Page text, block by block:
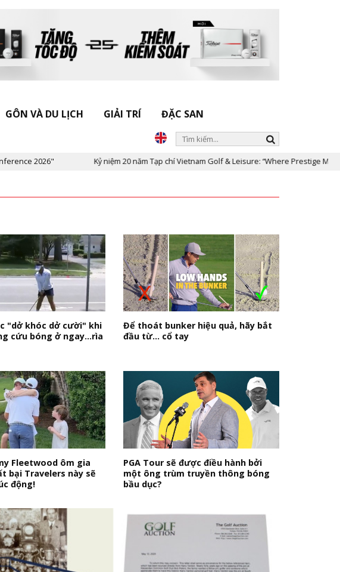
GÔN VÀ DU LỊCH GIẢI TRÍ ĐẶC SAN
2026" Kỷ niệm 20 năm Tạp chí Vietnam Golf & Leisure: “Where Prestige Meets
"dở khóc dở cười" khi
cứu bóng ở ngay...rìa
Để thoát bunker hiệu quả, hãy bắt
đầu từ… cổ tay
Fleetwood ôm gia
bại Travelers này sẽ
động!
PGA Tour sẽ được điều hành bởi
một ông trùm truyền thông bóng
bầu dục?